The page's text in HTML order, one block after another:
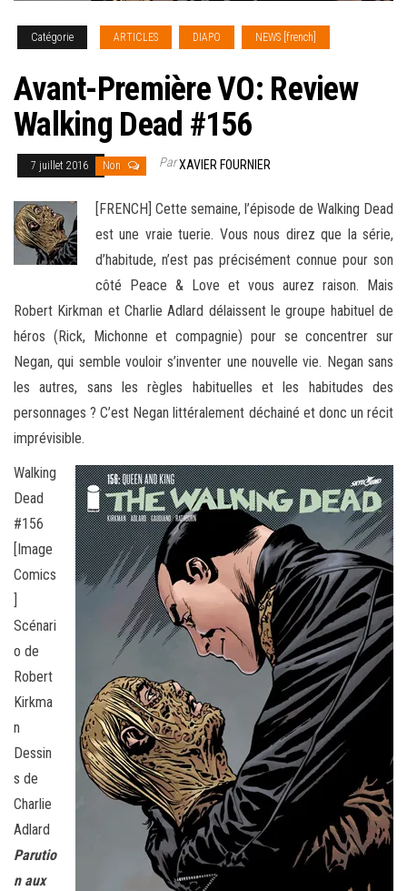
Catégorie ARTICLES DIAPO NEWS [french]
Avant-Première VO: Review
Walking Dead #156
7 juillet 2016 Non ParXAVIER FOURNIER
[FRENCH] Cette semaine, l’épisode de Walking Dead
est une vraie tuerie. Vous nous direz que la série,
d’habitude, n’est pas précisément connue pour son
côté Peace & Love et vous aurez raison. Mais
Robert Kirkman et Charlie Adlard délaissent le groupe habituel de
héros (Rick, Michonne et compagnie) pour se concentrer sur
Negan, qui semble vouloir s’inventer une nouvelle vie. Negan sans
les autres, sans les règles habituelles et les habitudes des
personnages ? C’est Negan littéralement déchainé et donc un récit
imprévisible.
Walking
Dead
#156
[Image
Comics
]
Scénari
o de
Robert
Kirkma
n
Dessin
s de
Charlie
Adlard
Parutio
n aux